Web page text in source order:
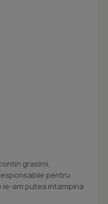
grasimi,
pentru
le-am putea intampina